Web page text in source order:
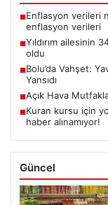
■Enflasyon verileri
enflasyon verileri
■Yıldırım ailesinin
oldu
■Bolu’da Vahşet:
Yansıdı
■Açık Hava
■Kuran kursu için
haber alınamıyor!
Güncel